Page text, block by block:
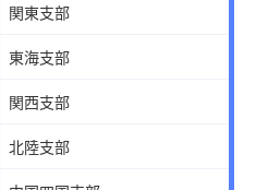
関東支部
東海支部
関西支部
北陸支部